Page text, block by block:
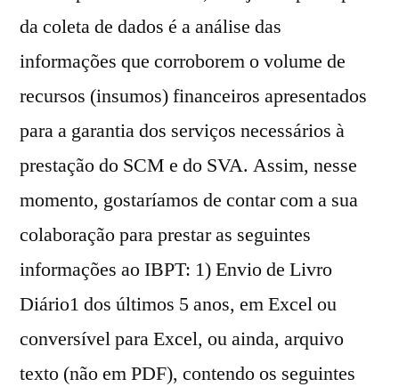
da coleta de dados é a análise das
informações que corroborem o volume de
recursos (insumos) financeiros apresentados
para a garantia dos serviços necessários à
prestação do SCM e do SVA. Assim, nesse
momento, gostaríamos de contar com a sua
colaboração para prestar as seguintes
informações ao IBPT: 1) Envio de Livro
Diário1 dos últimos 5 anos, em Excel ou
conversível para Excel, ou ainda, arquivo
texto (não em PDF), contendo os seguintes